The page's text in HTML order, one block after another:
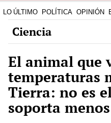
LO ÚLTIMO POLÍTICA OPINIÓN
Ciencia
El animal que
temperaturas
Tierra: no es
soporta menos